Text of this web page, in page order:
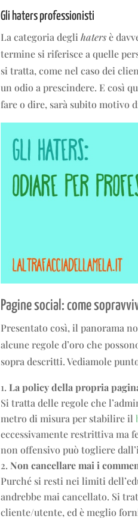
Gli haters professionisti
La categoria degli hatersè
termine si riferisce a quelle
si tratta, come nel caso dei
un odio a prescindere. E così
fare o dire, sarà subito motivo
Pagine social: come
Presentato così, il panorama
alcune regole d’oro che
sopra descritti. Vediamole
La policy della propria
Si tratta delle regole che
metro di misura per stabilire il
eccessivamente restrittiva ma
non offensivo può togliere
Non cancellare mai i
Purché si resti nei limiti
andrebbe mai cancellato. Si
cliente/utente, ed è meglio